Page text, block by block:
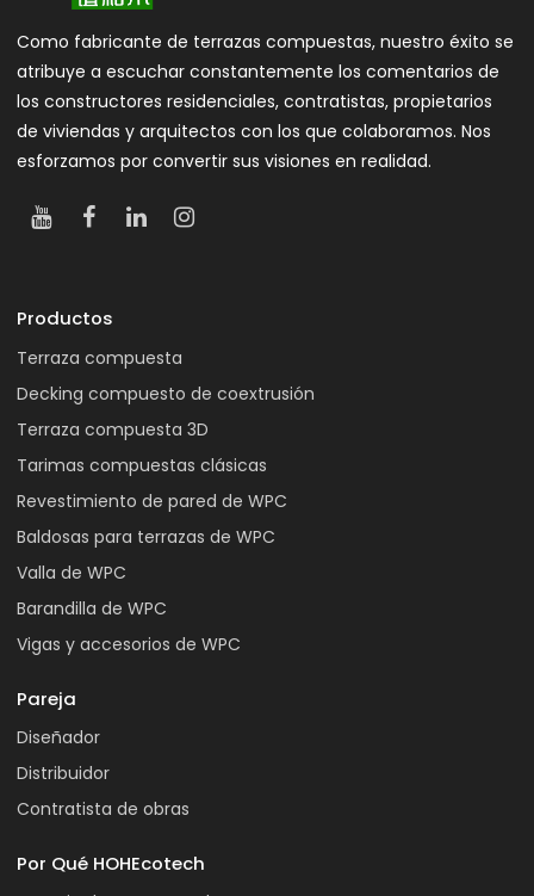
Como fabricante de terrazas compuestas, nuestro éxito se
atribuye a escuchar constantemente los comentarios de
los constructores residenciales, contratistas, propietarios
de viviendas y arquitectos con los que colaboramos. Nos
esforzamos por convertir sus visiones en realidad.
Productos
Terraza compuesta
Decking compuesto de coextrusión
Terraza compuesta 3D
Tarimas compuestas clásicas
Revestimiento de pared de WPC
Baldosas para terrazas de WPC
Valla de WPC
Barandilla de WPC
Vigas y accesorios de WPC
Pareja
Diseñador
Distribuidor
Contratista de obras
Por Qué HOHEcotech